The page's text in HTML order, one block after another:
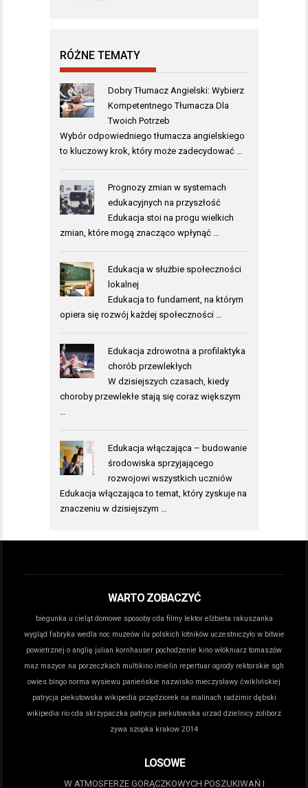
RÓŻNE TEMATY
Dobry Tłumacz Angielski: Wybierz
Kompetentnego Tłumacza Dla
Twoich Potrzeb
Wybór odpowiedniego tłumacza angielskiego
to kluczowy krok, który może zadecydować …
Prognozy zmian w systemach
edukacyjnych na przyszłość
Edukacja stoi na progu wielkich
zmian, które mogą znacząco wpłynąć …
Edukacja w służbie społeczności
lokalnej
Edukacja to fundament, na którym
opiera się rozwój każdej społeczności …
Edukacja zdrowotna a profilaktyka
chorób przewlekłych
W dzisiejszych czasach, kiedy
choroby przewlekłe stają się coraz większym
Edukacja włączająca – budowanie
środowiska sprzyjającego
rozwojowi wszystkich uczniów
Edukacja włączająca to temat, który zyskuje na
znaczeniu w dzisiejszym …
WARTO ZOBACZYĆ
biegunka u cieląt domowe sposoby cda filmy lektor elżbieta rakuszanka
wygląd fabryka wedla noc muzeów ilu polskich lotników uczestniczyło w bitwie
powietrznej o anglię julian kornhauser pochodzenie kino włókniarz tomaszów
maz mszyce na porzeczkach multikino imielin repertuar ogrody rektorskie sgh
owies bingo norma wysiewu panieńskie nazwisko mieczysławy ćwiklińskiej
patrycja piekutowska wikipedia przędziorek na malinach radzimir dębski
wikipedia rio cda skrzypaczka patrycja piekutowska urzad dzielnicy zoliborz
zywa szopka krakow 2014
LOSOWE
W ATMOSFERZE GORĄCZKOWYCH POSZUKIWAŃ I